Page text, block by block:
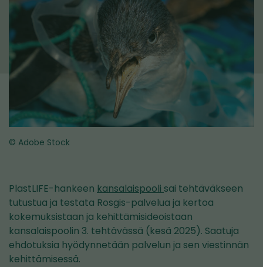
© Adobe Stock
PlastLIFE-hankeen kansalaispooli sai tehtäväkseen
tutustua ja testata Rosgis-palvelua ja kertoa
kokemuksistaan ja kehittämisideoistaan
kansalaispoolin 3. tehtävässä (kesä 2025). Saatuja
ehdotuksia hyödynnetään palvelun ja sen viestinnän
kehittämisessä.